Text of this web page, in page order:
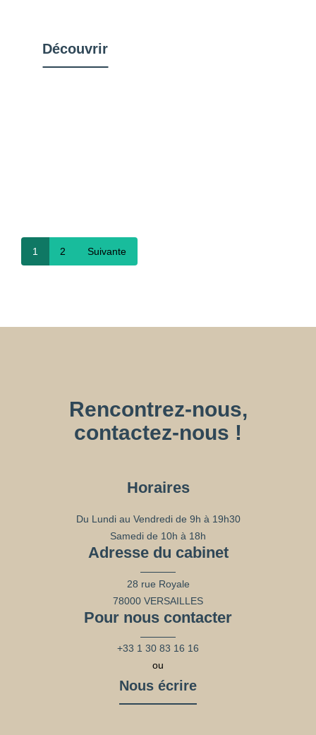
Découvrir
1 2 Suivante
Rencontrez-nous,
contactez-nous !
Horaires
Du Lundi au Vendredi de 9h à 19h30
Samedi de 10h à 18h
Adresse du cabinet
28 rue Royale
78000 VERSAILLES
Pour nous contacter
+33 1 30 83 16 16
ou
Nous écrire